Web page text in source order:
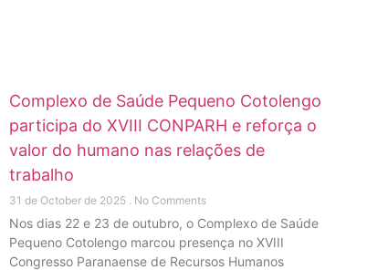
Complexo de Saúde Pequeno Cotolengo
participa do XVIII CONPARH e reforça o
valor do humano nas relações de
trabalho
31 de October de 2025 No Comments
Nos dias 22 e 23 de outubro, o Complexo de Saúde
Pequeno Cotolengo marcou presença no XVIII
Congresso Paranaense de Recursos Humanos